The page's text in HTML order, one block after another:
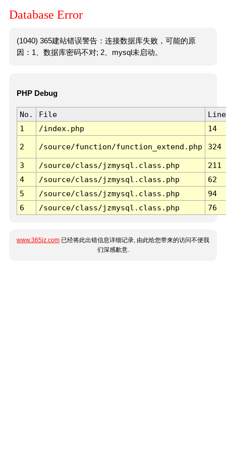
Database Error
(1040) 365建站错误警告：连接数据库失败，可能的原
因：1、数据库密码不对; 2、mysql未启动。
PHP Debug
No. File
Line
1
/index.php 14
2 /source/function/function_extend.php 324
3 /source/class/jzmysql.class.php
211
4
/source/class/jzmysql.class.php
62
5
/source/class/jzmysql.class.php
94
6
/source/class/jzmysql.class.php 76
www.365jz.com 已经将此出错信息详细记录, 由此给您带来的访问不便我
们深感歉意.